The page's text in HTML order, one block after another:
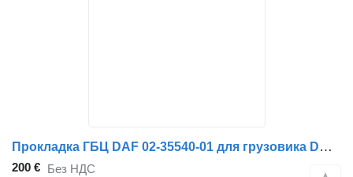
Прокладка ГБЦ DAF 02-35540-01 для грузовика DAF XF105,CF85,SOLARIS
200 € Без НДС